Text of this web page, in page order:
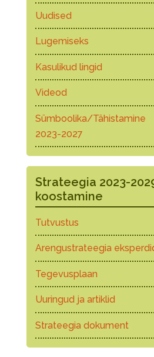
Uudised
Lugemiseks
Kasulikud lingid
Videod
Sümboolika/Tähistamine
2023-2027
Strateegia 2023-
koostamine
Tutvustus
Arengustrateegia
Tegevusplaan
Uuringud ja artiklid
Strateegia dokument